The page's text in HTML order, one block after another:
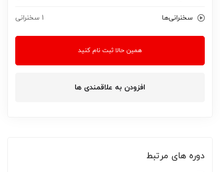
سخنرانی‌ها 1 سخنرانی‌
همین حالا ثبت نام کنید
افزودن به علاقمندی ها
دوره های مرتبط